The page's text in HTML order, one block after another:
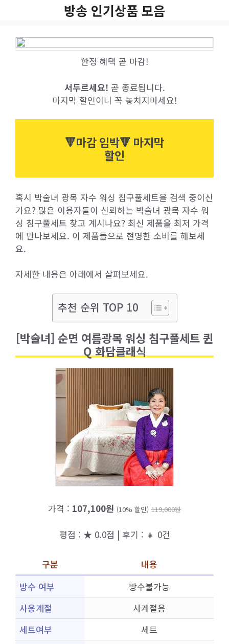
방송 인기상품 모음
한정 혜택 곧 마감!
서두르세요! 곧 종료됩니다.
마지막 할인이니 꼭 놓치지마세요!
🔻마감 임박🔻 마지막
할인
혹시 박술녀 광목 자수 워싱 침구풀세트을 검색 중이신
가요? 많은 이용자들이 신뢰하는 박술녀 광목 자수 워
싱 침구풀세트 찾고 계시나요? 최신 제품을 최저 가격
에 만나보세요. 이 제품들으로 현명한 소비를 해보세
요.
자세한 내용은 아래에서 살펴보세요.
추천 순위 TOP 10
[박술녀] 순면 여름광목 워싱 침구풀세트 퀸
Q 화담클래식
가격 : 107,100원 (10% 할인) 119,000원
평점 : ★ 0.0점 | 후기 : 👧 0건
구분
내용
방수 여부
방수불가능
사용계절
사계절용
세트여부
세트